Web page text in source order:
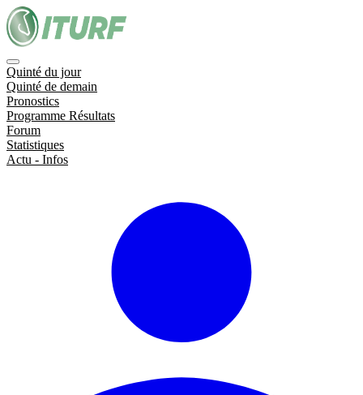
Quinté du jour
Quinté de demain
Pronostics
Programme Résultats
Forum
Statistiques
Actu - Infos